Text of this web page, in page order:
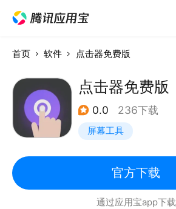
首页 软件 点击器免费版
点击器免费版
0.0 236下载
屏幕工具
官方下载
通过应用宝app下载